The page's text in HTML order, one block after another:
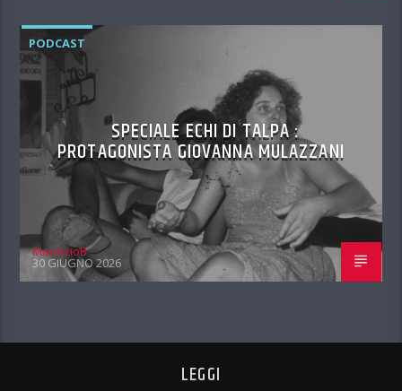
PODCAST
SPECIALE ECHI DI TALPA :
PROTAGONISTA GIOVANNA MULAZZANI
MaurizioB
30 GIUGNO 2026
LEGGI